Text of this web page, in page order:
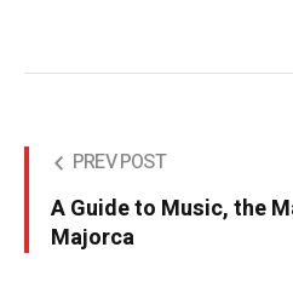
PREV POST
A Guide to Music, the
Majorca